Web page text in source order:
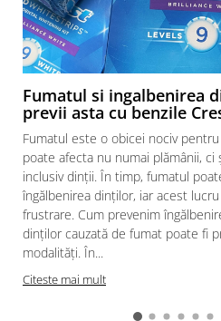
Fumatul si ingalbenirea
previi asta cu benzile
Fumatul este o obicei nociv
poate afecta nu numai plămânii,
inclusiv dinții. În timp, fumatul
îngălbenirea dinților, iar acest
frustrare. Cum prevenim
dinților cauzată de fumat poate fi
modalități. În...
Citeste mai mult